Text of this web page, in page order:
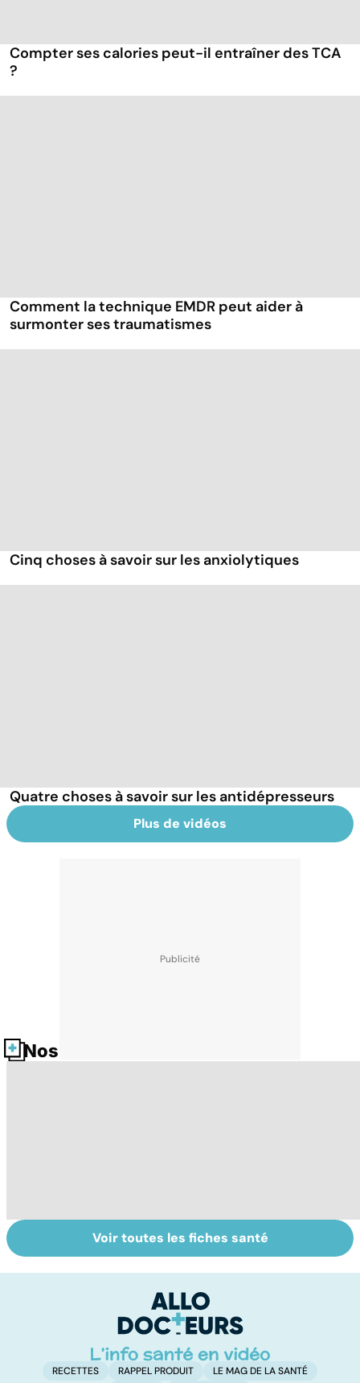
Compter ses calories peut-il entraîner des TCA
?
Comment la technique EMDR peut aider à
surmonter ses traumatismes
Cinq choses à savoir sur les anxiolytiques
Quatre choses à savoir sur les antidépresseurs
Plus de vidéos
Nos fiches santé
Les Français
accros aux
Ados : que faire
en cas de
comportement ?
Voir toutes les fiches santé
RECETTES RAPPEL PRODUIT LE MAG DE LA SANTÉ